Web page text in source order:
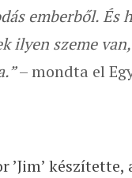
emberből.
ilyen szeme
– mondta el